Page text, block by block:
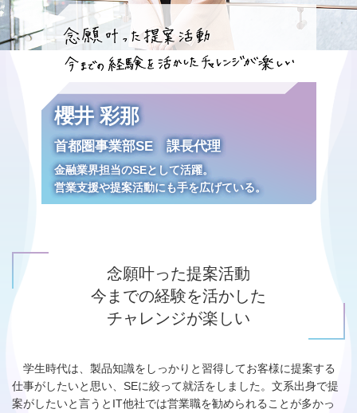
櫻井 彩那
首都圏事業部SE 課長代理
金融業界担当のSEとして活躍。
営業支援や提案活動にも手を広げている。
念願叶った提案活動
今までの経験を活かした
チャレンジが楽しい
学生時代は、製品知識をしっかりと習得してお客様に提案する
仕事がしたいと思い、SEに絞って就活をしました。文系出身で提
案がしたいと言うとIT他社では営業職を勧められることが多かっ